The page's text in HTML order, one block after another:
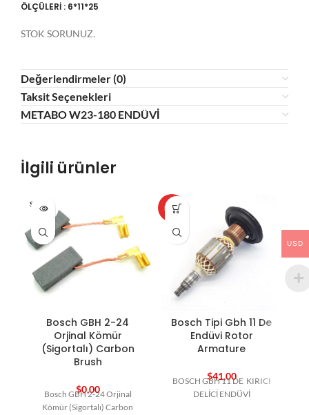
ÖLÇÜLERİ : 6*11*25
STOK SORUNUZ.
Değerlendirmeler (0)
Taksit Seçenekleri
METABO W23-180 ENDÜVİ
İlgili ürünler
SOLD O
UT
Bosch GBH 2-24
Orjinal Kömür
(Sigortalı) Carbon
Brush
$0,00
Bosch GBH 2-24 Orjinal
Kömür (Sigortalı) Carbon
HOT
Bosch Tipi Gbh 11 De
Endüvi Rotor
Armature
$41,00
BOSCH GBH 11 DE KIRICI
DELİCİ ENDÜVİ
USD